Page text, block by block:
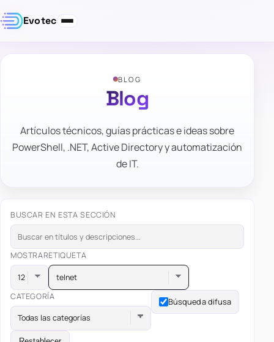
Evotec
BLOG
Blog
Artículos técnicos, guías prácticas e ideas sobre
PowerShell, .NET, Active Directory y automatización
de IT.
BUSCAR EN ESTA SECCIÓN
MOSTRARETIQUETA
telnet
CATEGORÍA
Todas las categorías
Búsqueda difusa